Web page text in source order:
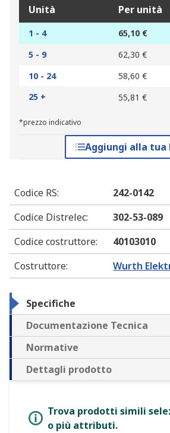
Unità Per unità
1 - 4
65,10 €
5 - 9
62,30 €
10 - 24
58,60 €
25 +
55,81 €
*prezzo indicativo
Aggiungi alla tua
Codice RS:
242-0142
Codice Distrelec:
302-53-089
Codice costruttore:
40103010
Costruttore: Wurth
Specifiche
Documentazione Tecnica
Normative
Dettagli prodotto
Trova prodotti simili
o più attributi.